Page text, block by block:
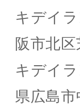
キデイ
阪市北
キデイ
県広島